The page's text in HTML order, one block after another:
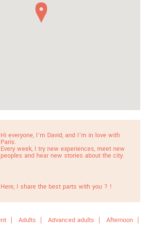
Hi everyone, I’m David, and I’m in love with
Paris.
Every week, I try new experiences, meet new
peoples and hear new stories about the city.
Here, I share the best parts with you ? !
Adults Advanced adults
Afternoon